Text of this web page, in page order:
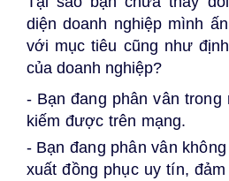
diện doanh nghiệp mình
với mục tiêu cũng như
của doanh nghiệp?
- Bạn đang phân vân
kiếm được trên mạng.
- Bạn đang phân vân
xuất đồng phục uy tín,